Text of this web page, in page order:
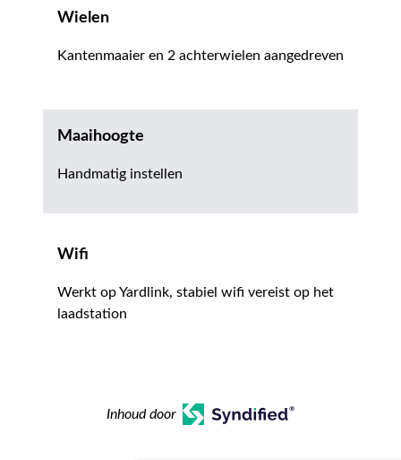
Wielen
Kantenmaaier en 2 achterwielen aangedreven
Maaihoogte
Handmatig instellen
Wifi
Werkt op Yardlink, stabiel wifi vereist op het
laadstation
Inhoud door